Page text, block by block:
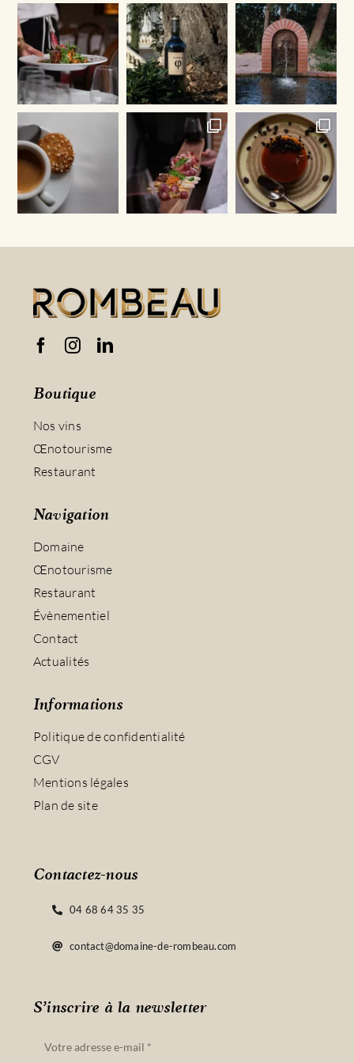
Boutique
Nos vins
Œnotourisme
Restaurant
Navigation
Domaine
Œnotourisme
Restaurant
Évènementiel
Contact
Actualités
Informations
Politique de confidentialité
CGV
Mentions légales
Plan de site
S’inscrire à la newsletter
Contactez-nous
04 68 64 35 35
contact@domaine-de-rombeau.com